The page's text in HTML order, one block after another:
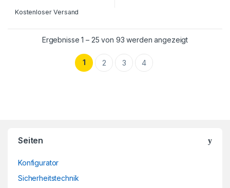
Kostenloser Versand
Ergebnisse 1 – 25 von 93 werden angezeigt
1 2 3 4
Seiten
Konfigurator
Sicherheitstechnik